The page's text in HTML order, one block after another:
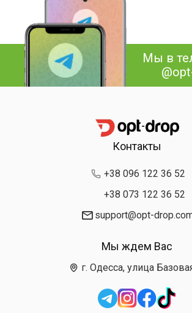
Мы в
Контакты
+38 096 122 36 52
+38 073 122 36 52
support@opt-
Мы ждем Вас
г. Одесса, улица